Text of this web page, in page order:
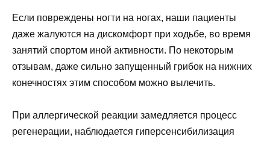
Если повреждены ногти на ногах, наши пациенты
даже жалуются на дискомфорт при ходьбе, во время
занятий спортом иной активности. По некоторым
отзывам, даже сильно запущенный грибок на нижних
конечностях этим способом можно вылечить.
При аллергической реакции замедляется процесс
регенерации, наблюдается гиперсенсибилизация